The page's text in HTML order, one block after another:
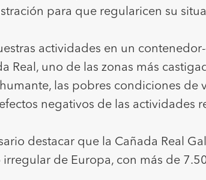
para que regularicen su
actividades en un
Real, uno de las zonas más
las pobres condiciones de
negativos de las actividades
destacar que la Cañada Real
irregular de Europa, con más de